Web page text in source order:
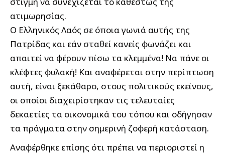
ατιμωρησίας.
Ο Ελληνικός Λαός σε όποια γωνιά αυτής της
Πατρίδας και εάν σταθεί κανείς φωνάζει και
απαιτεί να φέρουν πίσω τα κλεμμένα! Να πάνε οι
κλέφτες φυλακή! Και αναφέρεται στην περίπτωση
αυτή, είναι ξεκάθαρο, στους πολιτικούς εκείνους,
οι οποίοι διαχειρίστηκαν τις τελευταίες
δεκαετίες τα οικονομικά του τόπου και οδήγησαν
τα πράγματα στην σημερινή ζοφερή κατάσταση.
Αναφέρθηκε επίσης ότι πρέπει να περιοριστεί η